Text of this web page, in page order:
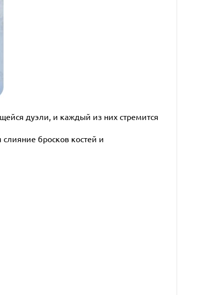
дуэли, и каждый из них стремится
бросков костей и